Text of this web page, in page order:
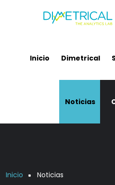
Inicio Dimetrical
Noticias
Sobrescribir
Inicio Noticias